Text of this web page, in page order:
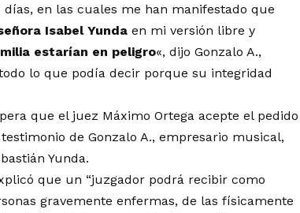
días, en las cuales me han manifestado que
Isabel Yunda en mi versión libre y
estarían en peligro«, dijo Gonzalo A.,
lo que podía decir porque su integridad
que el juez Máximo Ortega acepte el pedido
de Gonzalo A., empresario musical,
Yunda.
que un “juzgador podrá recibir como
gravemente enfermas, de las físicamente